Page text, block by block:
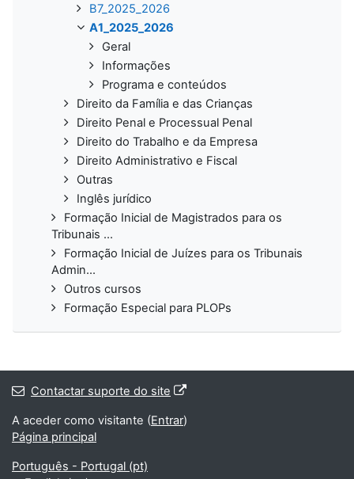
B7_2025_2026
A1_2025_2026
Geral
Informações
Programa e conteúdos
Direito da Família e das Crianças
Direito Penal e Processual Penal
Direito do Trabalho e da Empresa
Direito Administrativo e Fiscal
Outras
Inglês jurídico
Formação Inicial de Magistrados para os
Tribunais ...
Formação Inicial de Juízes para os Tribunais
Admin...
Outros cursos
Formação Especial para PLOPs
Contactar suporte do site
A aceder como visitante (Entrar)
Página principal
Português - Portugal ‎(pt)‎